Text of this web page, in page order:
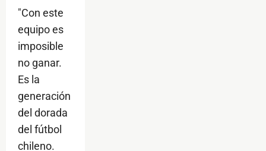
"Con este
equipo es
imposible
no ganar.
Es la
generación
del dorada
del fútbol
chileno.